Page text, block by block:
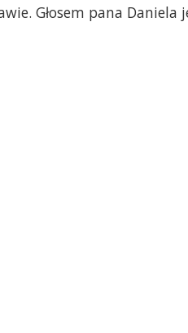
Głosem pana